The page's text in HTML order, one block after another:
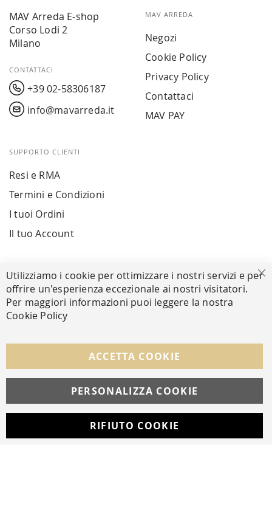
MAV Arreda E-shop
Corso Lodi 2
Milano
CONTATTACI
+39 02-58306187
info@mavarreda.it
MAV ARREDA
Negozi
Cookie Policy
Privacy Policy
Contattaci
MAV PAY
SUPPORTO CLIENTI
Resi e RMA
Termini e Condizioni
I tuoi Ordini
Il tuo Account
Facebook Instagram Whatsapp
© Copyright MAV Arreda s.r.l. | P.IVA IT05919160969
Via Galileo Galilei, 14 | Milano
Utilizziamo i cookie per ottimizzare i nostri servizi e per
offrire un'esperienza eccezionale ai nostri visitatori.
Per maggiori informazioni puoi leggere la nostra
Cookie Policy
ACCETTA COOKIE
PERSONALIZZA COOKIE
RIFIUTO COOKIE